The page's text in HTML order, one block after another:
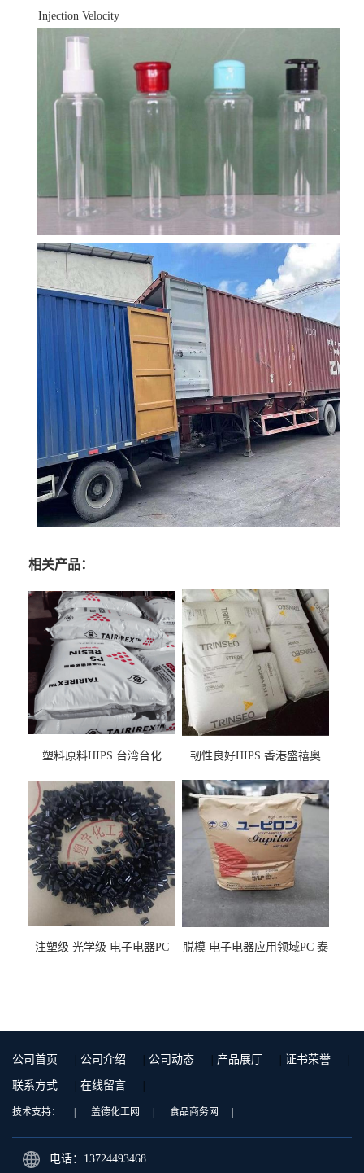
Injection Velocity
相关产品：
塑料原料HIPS 台湾台化
用料
韧性良好HIPS 香港盛禧奥
注塑级 光学级 电子电器PC
脱模 电子电器应用领域PC 泰
公司首页 公司介绍 公司动态 产品展厅 证书荣誉
联系方式 在线留言
技术支持： 盖德化工网 食品商务网
电话：13724493468